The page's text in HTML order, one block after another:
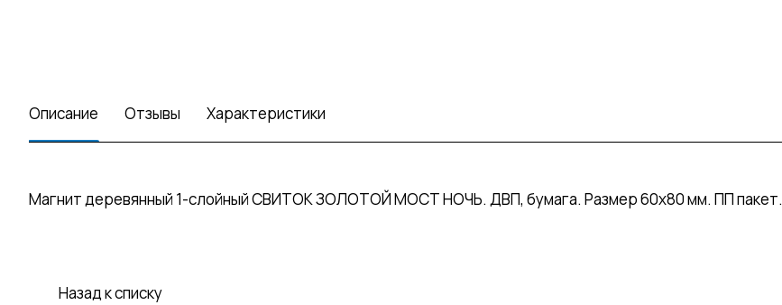
Описание Отзывы Характеристики
Магнит деревянный 1-слойный СВИТОК ЗОЛОТОЙ МОСТ НОЧЬ. ДВП, бумага. Размер 60х80 мм. ПП пакет.
Назад к списку